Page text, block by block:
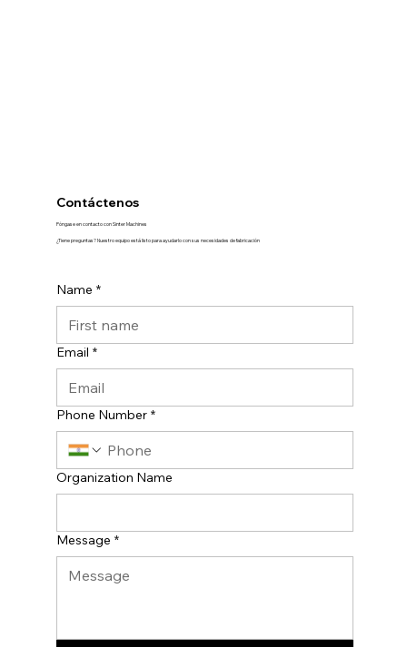
Contáctenos
Póngase en contacto con Sinter Machines
¿Tiene preguntas? Nuestro equipo está listo para ayudarlo con sus necesidades de fabricación
Name *
Email *
Phone Number *
Organization Name
Message *